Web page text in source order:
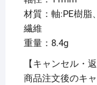
材質：軸:PE樹脂
繊維
重量：8.4g
【キャンセル・
商品注文後のキ